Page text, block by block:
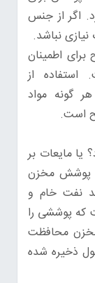
اگر از جنس
نباشد.
اطمینان
از
گونه مواد
است.
یا مایعات بر
پوشش مخزن
نفت خام و
که پوششی را
محافظت
ذخیره شده